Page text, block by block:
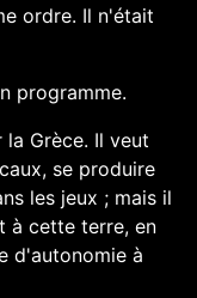
ordre. Il n'était
programme.
Grèce. Il veut
se produire
les jeux ; mais il
à cette terre, en
d'autonomie à